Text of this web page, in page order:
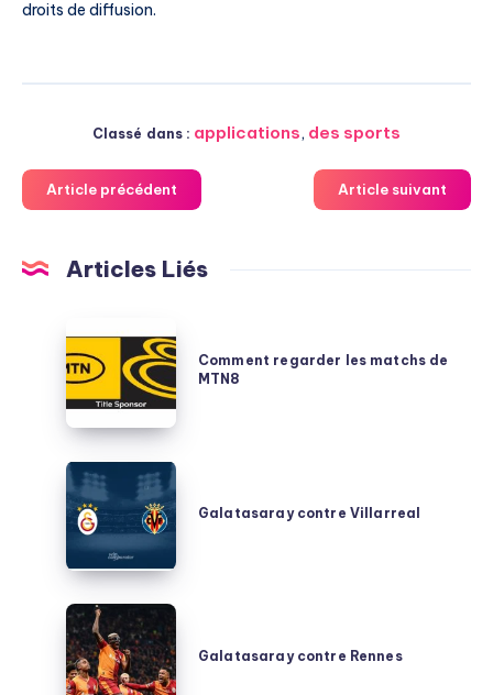
droits de diffusion.
Classé dans : applications, des sports
Article précédent Article suivant
Articles Liés
regarder
les
matchs
de
MTN8
Comment regarder les matchs de
MTN8
Galatasaray
contre
Villarreal
Galatasaray contre Villarreal
Galatasaray
contre
Rennes
Galatasaray contre Rennes